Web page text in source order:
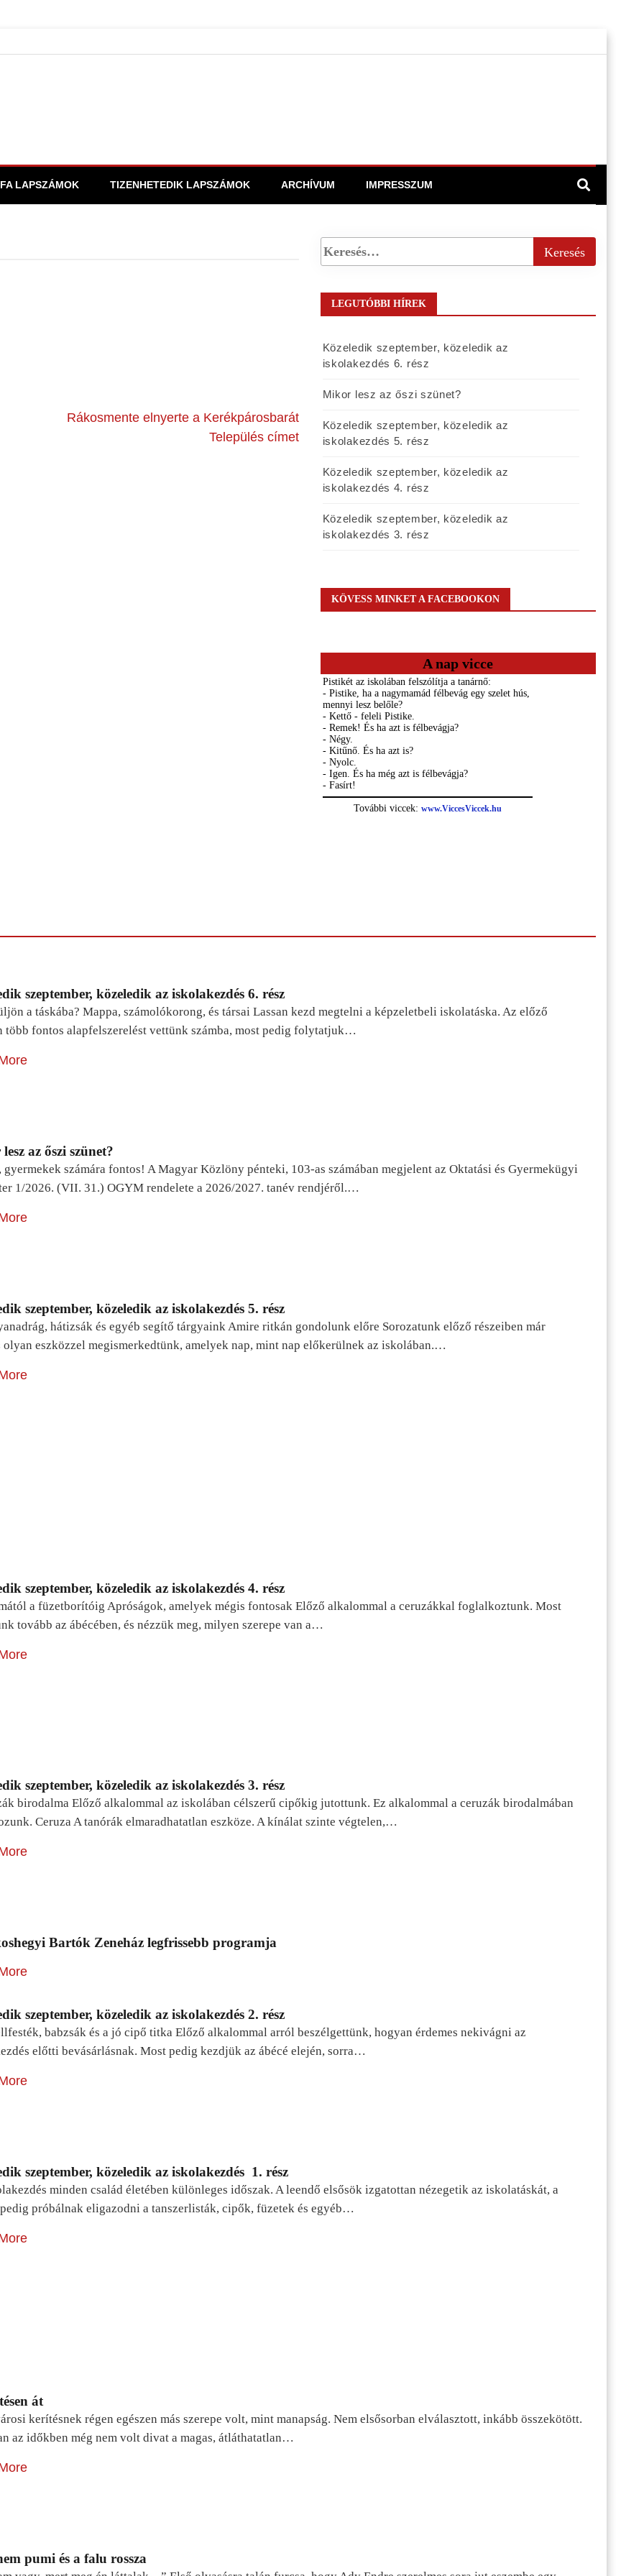
LAPSZÁMOK TIZENHETEDIK LAPSZÁMOK ARCHÍVUM IMPRESSZUM
Rákosmente elnyerte a Kerékpárosbarát
Település címet
LEGUTÓBBI HÍREK
Közeledik szeptember, közeledik az
iskolakezdés 6. rész
Mikor lesz az őszi szünet?
Közeledik szeptember, közeledik az
iskolakezdés 5. rész
Közeledik szeptember, közeledik az
iskolakezdés 4. rész
Közeledik szeptember, közeledik az
iskolakezdés 3. rész
KÖVESS MINKET A FACEBOOKON
A nap vicce
szeptember, közeledik az iskolakezdés 6. rész
a táskába? Mappa, számolókorong, és társai Lassan kezd megtelni a képzeletbeli iskolatáska. Az előző
több fontos alapfelszerelést vettünk számba, most pedig folytatjuk…
az őszi szünet?
gyermekek számára fontos! A Magyar Közlöny pénteki, 103-as számában megjelent az Oktatási és Gyermekügyi
1/2026. (VII. 31.) OGYM rendelete a 2026/2027. tanév rendjéről.…
szeptember, közeledik az iskolakezdés 5. rész
hátizsák és egyéb segítő tárgyaink Amire ritkán gondolunk előre Sorozatunk előző részeiben már
olyan eszközzel megismerkedtünk, amelyek nap, mint nap előkerülnek az iskolában.…
szeptember, közeledik az iskolakezdés 4. rész
a füzetborítóig Apróságok, amelyek mégis fontosak Előző alkalommal a ceruzákkal foglalkoztunk. Most
tovább az ábécében, és nézzük meg, milyen szerepe van a…
szeptember, közeledik az iskolakezdés 3. rész
birodalma Előző alkalommal az iskolában célszerű cipőkig jutottunk. Ez alkalommal a ceruzák birodalmában
Ceruza A tanórák elmaradhatatlan eszköze. A kínálat szinte végtelen,…
Bartók Zeneház legfrissebb programja
szeptember, közeledik az iskolakezdés 2. rész
babzsák és a jó cipő titka Előző alkalommal arról beszélgettünk, hogyan érdemes nekivágni az
előtti bevásárlásnak. Most pedig kezdjük az ábécé elején, sorra…
szeptember, közeledik az iskolakezdés 1. rész
minden család életében különleges időszak. A leendő elsősök izgatottan nézegetik az iskolatáskát, a
próbálnak eligazodni a tanszerlisták, cipők, füzetek és egyéb…
át
kerítésnek régen egészen más szerepe volt, mint manapság. Nem elsősorban elválasztott, inkább összekötött.
az időkben még nem volt divat a magas, átláthatatlan…
pumi és a falu rossza